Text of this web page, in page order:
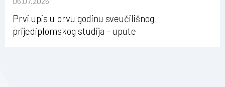
Osijeku
Prvi upis u prvu godinu sveučilišnog
prijediplomskog studija – upute